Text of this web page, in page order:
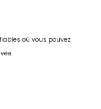
où vous pouvez